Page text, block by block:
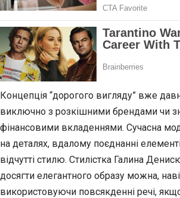
Концепція “дорогого вигляду” вже
виключно з розкішними брендами чи
фінансовими вкладеннями. Сучасна
на деталях, вдалому поєднанні
відчутті стилю. Стилістка Галина
досягти елегантного образу можна,
використовуючи повсякденні речі,